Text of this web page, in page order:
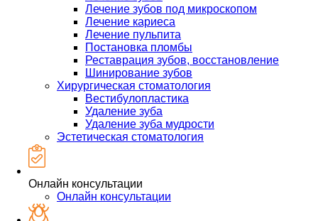
Лечение зубов под микроскопом
Лечение кариеса
Лечение пульпита
Постановка пломбы
Реставрация зубов, восстановление
Шинирование зубов
Хирургическая стоматология
Вестибулопластика
Удаление зуба
Удаление зуба мудрости
Эстетическая стоматология
Онлайн консультации
Онлайн консультации